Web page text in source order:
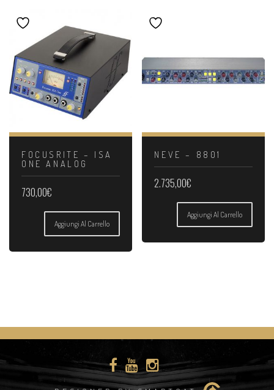
FOCUSRITE – ISA
ONE ANALOG
730,00€
Aggiungi Al Carrello
NEVE – 8801
2.735,00€
Aggiungi Al Carrello